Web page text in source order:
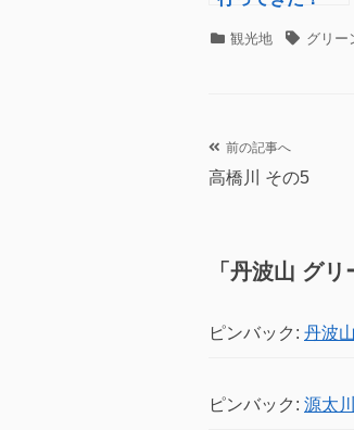
カ 観光地
タ
グリー
投
ビ
ゲ
シ
前の記事へ
高橋川 その5
「丹波山 グリ
ピンバック: 丹波
ピンバック: 源太